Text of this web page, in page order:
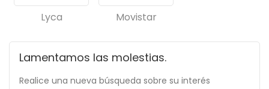
Lyca Movistar
Lamentamos las molestias.
Realice una nueva búsqueda sobre su interés